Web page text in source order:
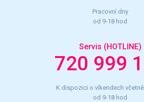
Pracovní dny
od 9-18 hod
Servis (HOTLINE)
720 999
K dispozici o víkendech
od 9-18 hod